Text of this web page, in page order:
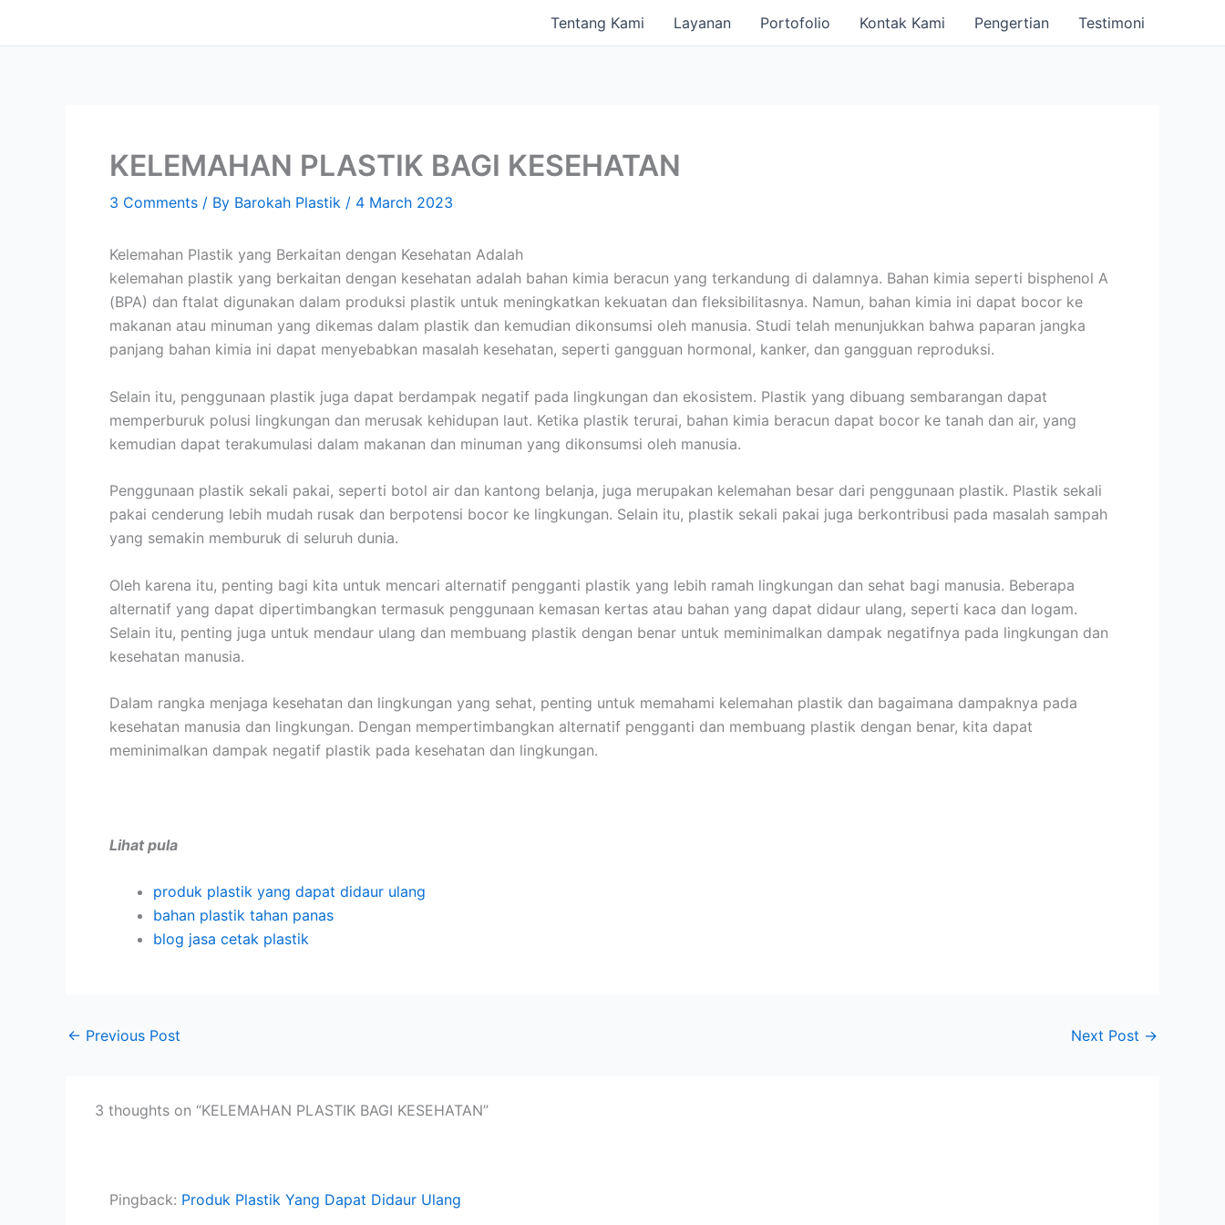
Tentang Kami Layanan Portofolio Kontak Kami Pengertian Testimoni
KELEMAHAN PLASTIK BAGI KESEHATAN
3 Comments / By Barokah Plastik / 4 March 2023
Kelemahan Plastik yang Berkaitan dengan Kesehatan Adalah
kelemahan plastik yang berkaitan dengan kesehatan adalah bahan kimia beracun yang terkandung di dalamnya. Bahan kimia seperti bisphenol A
(BPA) dan ftalat digunakan dalam produksi plastik untuk meningkatkan kekuatan dan fleksibilitasnya. Namun, bahan kimia ini dapat bocor ke
makanan atau minuman yang dikemas dalam plastik dan kemudian dikonsumsi oleh manusia. Studi telah menunjukkan bahwa paparan jangka
panjang bahan kimia ini dapat menyebabkan masalah kesehatan, seperti gangguan hormonal, kanker, dan gangguan reproduksi.
Selain itu, penggunaan plastik juga dapat berdampak negatif pada lingkungan dan ekosistem. Plastik yang dibuang sembarangan dapat
memperburuk polusi lingkungan dan merusak kehidupan laut. Ketika plastik terurai, bahan kimia beracun dapat bocor ke tanah dan air, yang
kemudian dapat terakumulasi dalam makanan dan minuman yang dikonsumsi oleh manusia.
Penggunaan plastik sekali pakai, seperti botol air dan kantong belanja, juga merupakan kelemahan besar dari penggunaan plastik. Plastik sekali
pakai cenderung lebih mudah rusak dan berpotensi bocor ke lingkungan. Selain itu, plastik sekali pakai juga berkontribusi pada masalah sampah
yang semakin memburuk di seluruh dunia.
Oleh karena itu, penting bagi kita untuk mencari alternatif pengganti plastik yang lebih ramah lingkungan dan sehat bagi manusia. Beberapa
alternatif yang dapat dipertimbangkan termasuk penggunaan kemasan kertas atau bahan yang dapat didaur ulang, seperti kaca dan logam.
Selain itu, penting juga untuk mendaur ulang dan membuang plastik dengan benar untuk meminimalkan dampak negatifnya pada lingkungan dan
kesehatan manusia.
Dalam rangka menjaga kesehatan dan lingkungan yang sehat, penting untuk memahami kelemahan plastik dan bagaimana dampaknya pada
kesehatan manusia dan lingkungan. Dengan mempertimbangkan alternatif pengganti dan membuang plastik dengan benar, kita dapat
meminimalkan dampak negatif plastik pada kesehatan dan lingkungan.
Lihat pula
produk plastik yang dapat didaur ulang
bahan plastik tahan panas
blog jasa cetak plastik
← Previous Post Next Post →
3 thoughts on “KELEMAHAN PLASTIK BAGI KESEHATAN”
Pingback: Produk Plastik Yang Dapat Didaur Ulang